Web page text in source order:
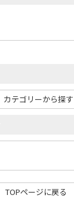
カテゴリーから探す
TOPページに戻る